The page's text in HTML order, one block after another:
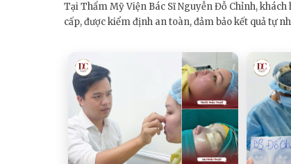
Tại Thẩm Mỹ Viện Bác Sĩ Nguyễn Đỗ Chỉnh,
cấp, được kiểm định an toàn, đảm bảo kết quả tự